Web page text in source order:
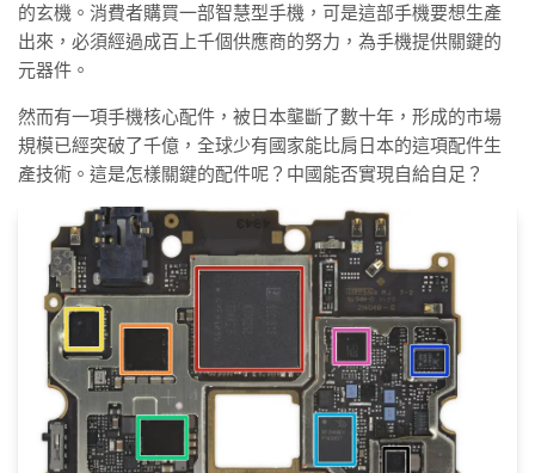
的玄機。消費者購買一部智慧型手機，可是這部手機要想生產
出來，必須經過成百上千個供應商的努力，為手機提供關鍵的
元器件。
然而有一項手機核心配件，被日本壟斷了數十年，形成的市場
規模已經突破了千億，全球少有國家能比肩日本的這項配件生
產技術。這是怎樣關鍵的配件呢？中國能否實現自給自足？